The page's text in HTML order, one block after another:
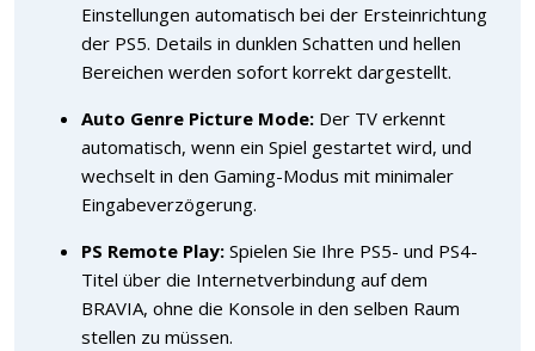
Einstellungen automatisch bei der Ersteinrichtung
der PS5. Details in dunklen Schatten und hellen
Bereichen werden sofort korrekt dargestellt.
Auto Genre Picture Mode: Der TV erkennt
automatisch, wenn ein Spiel gestartet wird, und
wechselt in den Gaming-Modus mit minimaler
Eingabeverzögerung.
PS Remote Play: Spielen Sie Ihre PS5- und PS4-
Titel über die Internetverbindung auf dem
BRAVIA, ohne die Konsole in den selben Raum
stellen zu müssen.